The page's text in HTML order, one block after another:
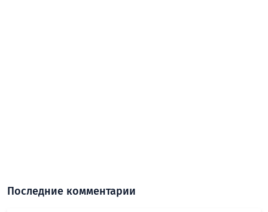
Последние комментарии